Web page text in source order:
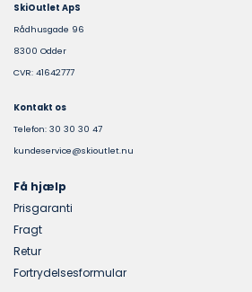
SkiOutlet ApS
Rådhusgade 96
8300 Odder
CVR: 41642777
Kontakt os
Telefon: 30 30 30 47
kundeservice@skioutlet.nu
Få hjælp
Prisgaranti
Fragt
Retur
Fortrydelsesformular